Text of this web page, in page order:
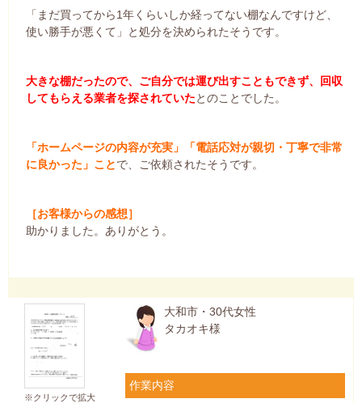
「まだ買ってから1年くらいしか経ってない棚なんですけど、
使い勝手が悪くて」と処分を決められたそうです。
大きな棚だったので、ご自分では運び出すこともできず、回収
してもらえる業者を探されていたとのことでした。
「ホームページの内容が充実」「電話応対が親切・丁寧で非常
に良かった」ことで、ご依頼されたそうです。
［お客様からの感想］
助かりました。ありがとう。
※クリックで拡大
大和市・30代女性
タカオキ様
作業内容